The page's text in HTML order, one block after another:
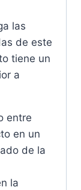
las
de este
tiene un
a
entre
en un
de la
la